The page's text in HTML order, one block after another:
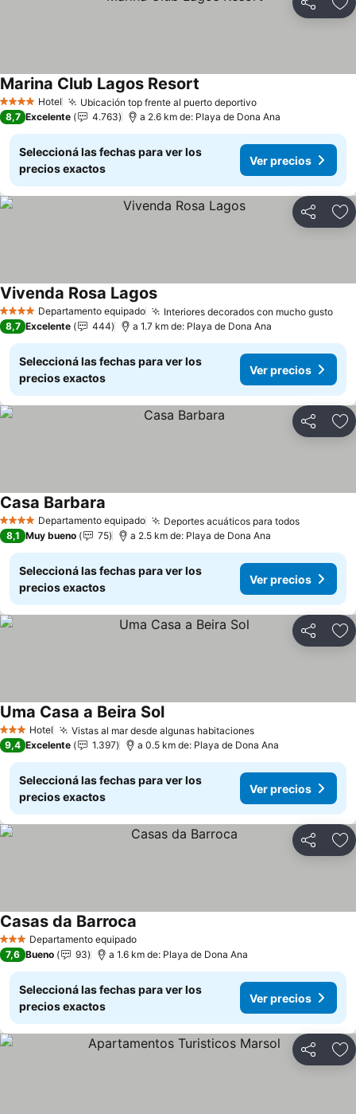
Compartir
4 EstrellasHotel Ubicación top frente al puerto deportivo
Marina Club Lagos Resort
8,7 Excelente 4.763 a 2.6 km de: Playa de Dona Ana
Seleccioná las fechas para ver los
precios exactos
Ver precios
Compartir
4 EstrellasDepartamento equipado Interiores decorados con mucho gusto
Vivenda Rosa Lagos
8,7 Excelente 444 a 1.7 km de: Playa de Dona Ana
Seleccioná las fechas para ver los
precios exactos
Ver precios
Compartir
4 EstrellasDepartamento equipado Deportes acuáticos para todos
Casa Barbara
8,1 Muy bueno 75 a 2.5 km de: Playa de Dona Ana
Seleccioná las fechas para ver los
precios exactos
Ver precios
Compartir
3 Estrellas
Hotel Vistas al mar desde algunas habitaciones
Uma Casa a Beira Sol
9,4 Excelente 1.397 a 0.5 km de: Playa de Dona Ana
Seleccioná las fechas para ver los
precios exactos
Ver precios
Compartir
3 EstrellasDepartamento equipado
Casas da Barroca
7,6 Bueno 93 a 1.6 km de: Playa de Dona Ana
Seleccioná las fechas para ver los
precios exactos
Ver precios
Compartir